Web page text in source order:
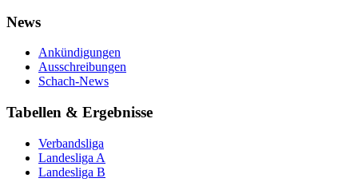
News
Ankündigungen
Ausschreibungen
Schach-News
Tabellen & Ergebnisse
Verbandsliga
Landesliga A
Landesliga B